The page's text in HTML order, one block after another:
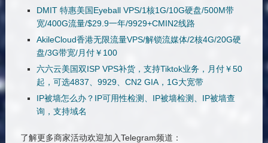
DMIT 特惠美国Eyeball VPS/1核1G/10G硬盘/500M带
宽/400G流量/$29.9一年/9929+CMIN2线路
AkileCloud香港无限流量VPS/解锁流媒体/2核4G/20G硬
盘/3G带宽/月付￥100
六六云美国双ISP VPS补货，支持Tiktok业务，月付￥50
起，可选4837、9929、CN2 GIA，1G大宽带
IP被墙怎么办？IP可用性检测、IP被墙检测、IP被墙查
询，支持域名
了解更多商家活动欢迎加入Telegram频道：